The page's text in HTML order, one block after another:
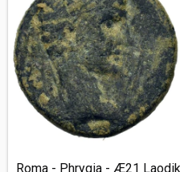
Roma - Phrygia - Æ21